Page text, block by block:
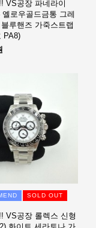
VS공장 파네라이
옐로우골드금통 그레
루핸즈 가죽스트랩
PA8)
SOLD OUT
VS공장 롤렉스 신형